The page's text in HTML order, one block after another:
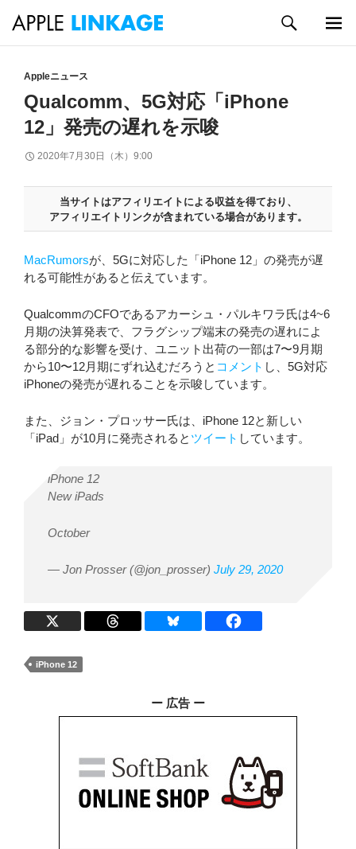
索
Appleニュース
Qualcomm、5G対応「iPhone
12」発売の遅れを示唆
2020年7月30日（木）9:00
当サイトはアフィリエイトによる収益を得ており、
アフィリエイトリンクが含まれている場合があります。
MacRumorsが、5Gに対応した「iPhone 12」の発売が遅
れる可能性があると伝えています。
QualcommのCFOであるアカーシュ・パルキワラ氏は4~6
月期の決算発表で、フラグシップ端末の発売の遅れによ
る部分的な影響を受け、ユニット出荷の一部は7〜9月期
から10〜12月期にずれ込むだろうと コメント し、5G対応
iPhoneの発売が遅れることを示唆しています。
また、ジョン・プロッサー氏は、iPhone 12と新しい
「iPad」が10月に発売されると ツイート しています。
iPhone 12
New iPads
October
— Jon Prosser (@jon_prosser) July 29, 2020
iPhone 12
ー 広告 ー